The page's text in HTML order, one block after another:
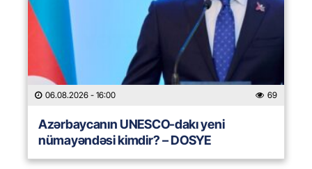
06.08.2026 - 16:00 69
Azərbaycanın UNESCO-dakı yeni
nümayəndəsi kimdir? – DOSYE